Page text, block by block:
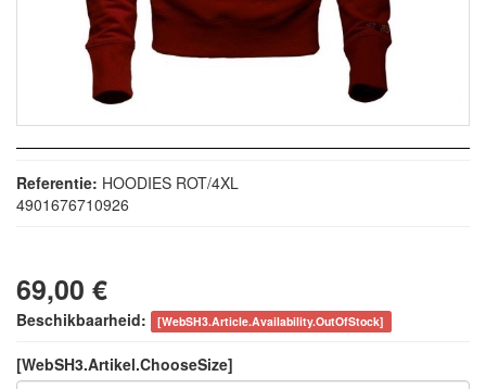
Referentie: HOODIES ROT/4XL
4901676710926
69,00 €
Beschikbaarheid: [WebSH3.Article.Availability.OutOfStock]
[WebSH3.Artikel.ChooseSize]